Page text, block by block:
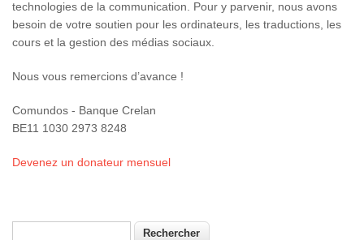
technologies de la communication. Pour y parvenir, nous avons
besoin de votre soutien pour les ordinateurs, les traductions, les
cours et la gestion des médias sociaux.
Nous vous remercions d’avance !
Comundos - Banque Crelan
BE11 1030 2973 8248
Devenez un donateur mensuel